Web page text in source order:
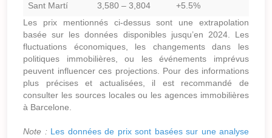
Sant Martí 3,580 – 3,804
+5.5%
Les prix mentionnés ci-dessus sont une extrapolation
basée sur les données disponibles jusqu’en 2024. Les
fluctuations économiques, les changements dans les
politiques immobilières, ou les événements imprévus
peuvent influencer ces projections. Pour des informations
plus précises et actualisées, il est recommandé de
consulter les sources locales ou les agences immobilières
à Barcelone.
Note : Les données de prix sont basées sur une analyse